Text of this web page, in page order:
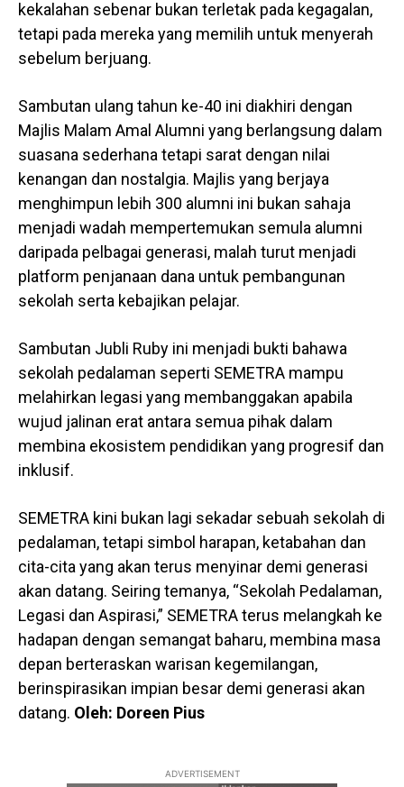
kekalahan sebenar bukan terletak pada kegagalan,
tetapi pada mereka yang memilih untuk menyerah
sebelum berjuang.
Sambutan ulang tahun ke-40 ini diakhiri dengan
Majlis Malam Amal Alumni yang berlangsung dalam
suasana sederhana tetapi sarat dengan nilai
kenangan dan nostalgia. Majlis yang berjaya
menghimpun lebih 300 alumni ini bukan sahaja
menjadi wadah mempertemukan semula alumni
daripada pelbagai generasi, malah turut menjadi
platform penjanaan dana untuk pembangunan
sekolah serta kebajikan pelajar.
Sambutan Jubli Ruby ini menjadi bukti bahawa
sekolah pedalaman seperti SEMETRA mampu
melahirkan legasi yang membanggakan apabila
wujud jalinan erat antara semua pihak dalam
membina ekosistem pendidikan yang progresif dan
inklusif.
SEMETRA kini bukan lagi sekadar sebuah sekolah di
pedalaman, tetapi simbol harapan, ketabahan dan
cita-cita yang akan terus menyinar demi generasi
akan datang. Seiring temanya, “Sekolah Pedalaman,
Legasi dan Aspirasi,” SEMETRA terus melangkah ke
hadapan dengan semangat baharu, membina masa
depan berteraskan warisan kegemilangan,
berinspirasikan impian besar demi generasi akan
datang. Oleh: Doreen Pius
ADVERTISEMENT